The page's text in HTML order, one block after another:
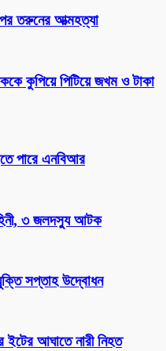
তরুনের আত্মহত্যা
কুপিয়ে পিটিয়ে জখম ও টাকা
পারে এনবিআর
৩ জলদস্যু আটক
সপ্তাহ উদ্বোধন
ইটের আঘাতে নারী নিহত